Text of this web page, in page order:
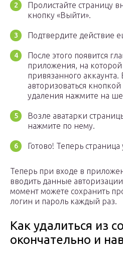
Пролистайте страницу
кнопку «Выйти».
Подтвердите действие
После этого появится
приложения, на которой
привязанного
авторизоваться
удаления нажмите на
Возле аватарки
нажмите по нему.
Готово! Теперь
Теперь при входе в
вводить данные
момент можете сохранить
логин и пароль каждый раз.
Как удалиться из
окончательно и